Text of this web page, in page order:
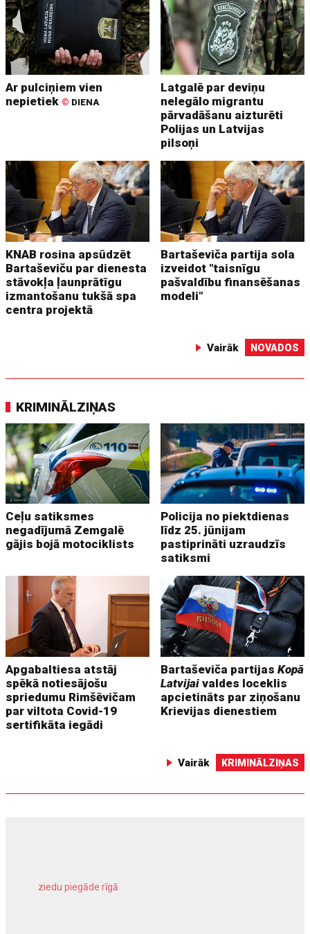
Ar pulciņiem vien
nepietiek © DIENA
Latgalē par deviņu
nelegālo migrantu
pārvadāšanu aizturēti
Polijas un Latvijas
pilsoņi
KNAB rosina apsūdzēt
Bartaševiču par dienesta
stāvokļa ļaunprātīgu
izmantošanu tukšā spa
centra projektā
Bartaševiča partija sola
izveidot "taisnīgu
pašvaldību finansēšanas
modeli"
Vairāk NOVADOS
KRIMINĀLZIŅAS
Ceļu satiksmes
negadījumā Zemgalē
gājis bojā motociklists
Policija no piektdienas
līdz 25. jūnijam
pastiprināti uzraudzīs
satiksmi
Apgabaltiesa atstāj
spēkā notiesājošu
spriedumu Rimšēvičam
par viltota Covid-19
sertifikāta iegādi
Bartaševiča partijasKopā
Latvijai valdes loceklis
apcietināts par ziņošanu
Krievijas dienestiem
Vairāk KRIMINĀLZIŅAS
ziedu piegāde rīgā